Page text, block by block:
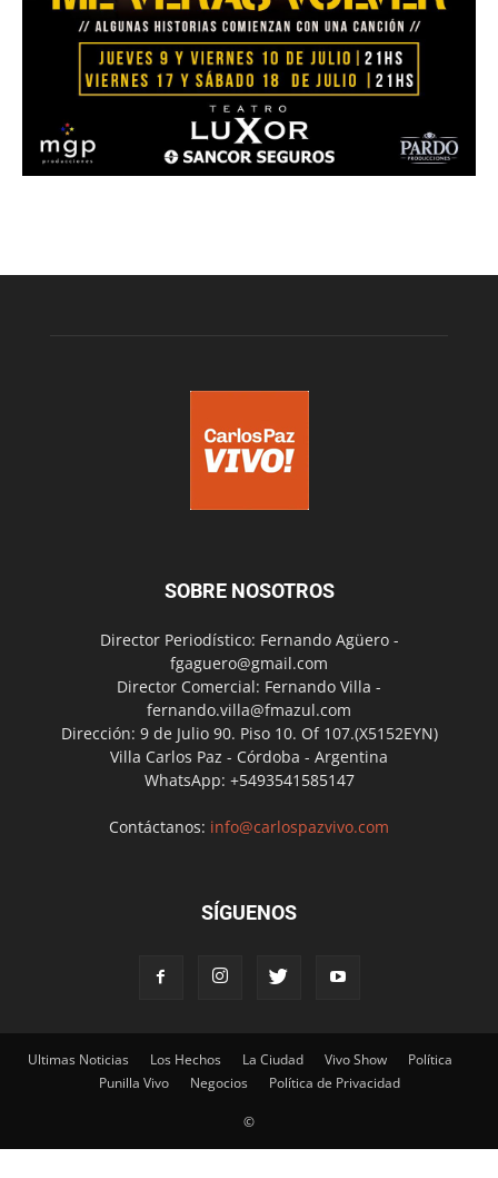
SOBRE NOSOTROS
Director Periodístico: Fernando Agüero -
fgaguero@gmail.com
Director Comercial: Fernando Villa -
fernando.villa@fmazul.com
Dirección: 9 de Julio 90. Piso 10. Of 107.(X5152EYN)
Villa Carlos Paz - Córdoba - Argentina
WhatsApp: +5493541585147
Contáctanos: info@carlospazvivo.com
SÍGUENOS
Ultimas Noticias Los Hechos La Ciudad Vivo Show
Política
Punilla Vivo
Negocios Política de Privacidad
©